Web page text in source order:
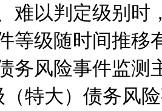
难以判定级别时
等级随时间推移
风险事件监测
特大）债务风险